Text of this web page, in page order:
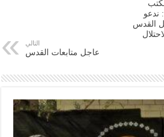
ندعو
القدس
التالي
عاجل متابعات القدس